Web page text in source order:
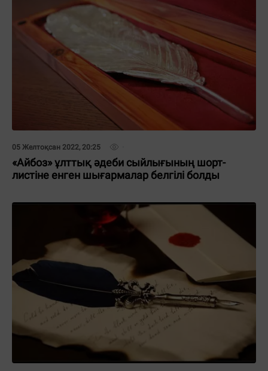
05 Желтоқсан 2022, 20:25
«Айбоз» ұлттық әдеби сыйлығының шорт-
листіне енген шығармалар белгілі болды